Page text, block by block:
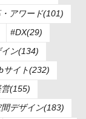
アワード(101)
#DX(29)
ン(134)
サイト(232)
(155)
デザイン(183)